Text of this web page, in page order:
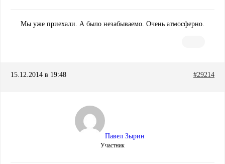
Мы уже приехали. А было незабываемо. Очень атмосферно.
15.12.2014 в 19:48 #29214
Павел Зырин
Участник